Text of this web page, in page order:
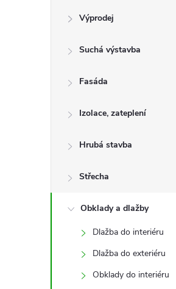
Výprodej
Suchá výstavba
Fasáda
Izolace, zateplení
Hrubá stavba
Střecha
Obklady a dlažby
Dlažba do interiéru
Dlažba do exteriéru
Obklady do interiéru